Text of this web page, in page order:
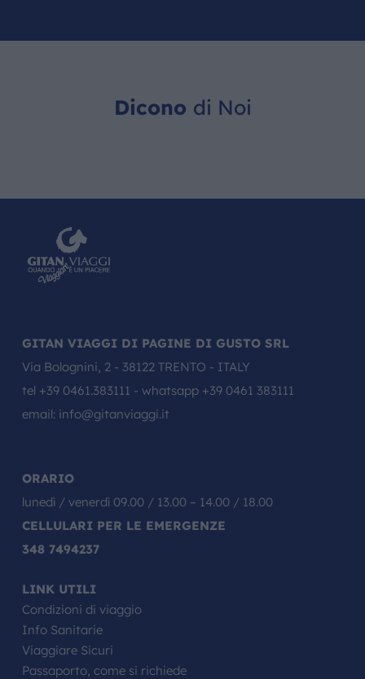
Dicono di Noi
GITAN VIAGGI DI PAGINE DI GUSTO SRL
Via Bolognini, 2 - 38122 TRENTO - ITALY
tel +39 0461.383111 - whatsapp +39 0461 383111
email: info@gitanviaggi.it
ORARIO
lunedì / venerdì 09.00 / 13.00 – 14.00 / 18.00
CELLULARI PER LE EMERGENZE
348 7494237
LINK UTILI
Condizioni di viaggio
Info Sanitarie
Viaggiare Sicuri
Passaporto, come si richiede